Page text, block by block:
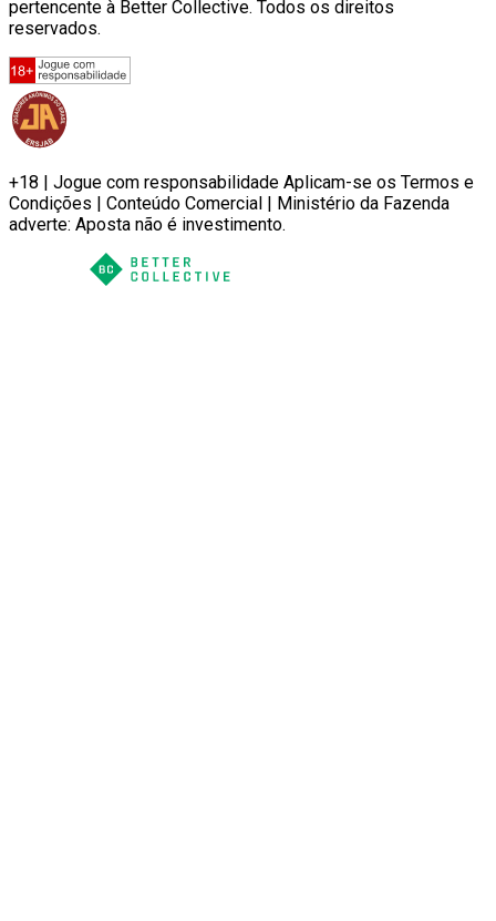
pertencente à Better Collective. Todos os direitos
reservados.
+18 | Jogue com responsabilidade Aplicam-se os Termos e
Condições | Conteúdo Comercial | Ministério da Fazenda
adverte: Aposta não é investimento.